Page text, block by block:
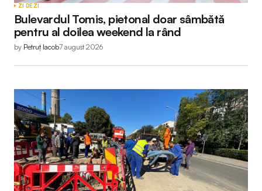
ZI DE ZI
Bulevardul Tomis, pietonal doar sâmbătă
pentru al doilea weekend la rând
by Petruț Iacob7 august 2026